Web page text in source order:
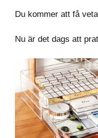
Du kommer att få
Nu är det dags att